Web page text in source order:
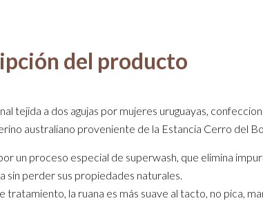
del producto
tejida a dos agujas por mujeres uruguayas,
australiano proveniente de la Estancia Cerro del
un proceso especial de superwash, que elimina
sin perder sus propiedades naturales.
tratamiento, la ruana es más suave al tacto, no pica,